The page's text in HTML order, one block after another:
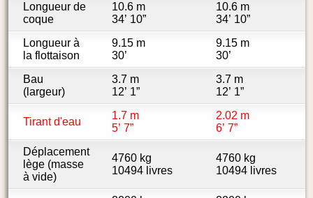
Longueur de
coque
10.6 m
34’ 10”
10.6 m
34’ 10”
Longueur à
la flottaison
9.15 m
30’
9.15 m
30’
Bau
(largeur)
3.7 m
12’ 1”
3.7 m
12’ 1”
Tirant d'eau
1.7 m
5’ 7”
2.02 m
6’ 7”
Déplacement
lège (masse
à vide)
4760 kg
10494 livres
4760 kg
10494 livres